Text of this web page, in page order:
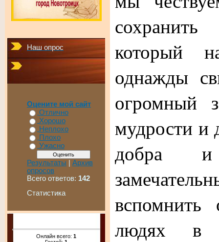
Наш опрос
Оцените мой сайт
Отлично
Хорошо
Неплохо
Плохо
Ужасно
Результаты | Архив
опросов
Всего ответов: 142
Статистика
Онлайн всего: 1
который
однажды
огромный
мудрости и
добра
людях в